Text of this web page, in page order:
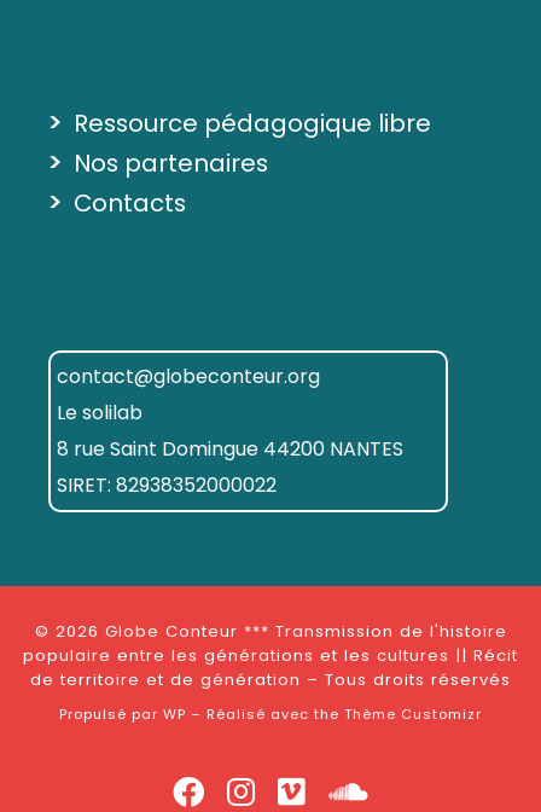
> Ressource pédagogique libre
> Nos partenaires
> Contacts
contact@globeconteur.org
Le solilab
8 rue Saint Domingue 44200 NANTES
SIRET: 82938352000022
© 2026 Globe Conteur *** Transmission de l'histoire
populaire entre les générations et les cultures || Récit
de territoire et de génération – Tous droits réservés
Propulsé par WP – Réalisé avec the Thème Customizr